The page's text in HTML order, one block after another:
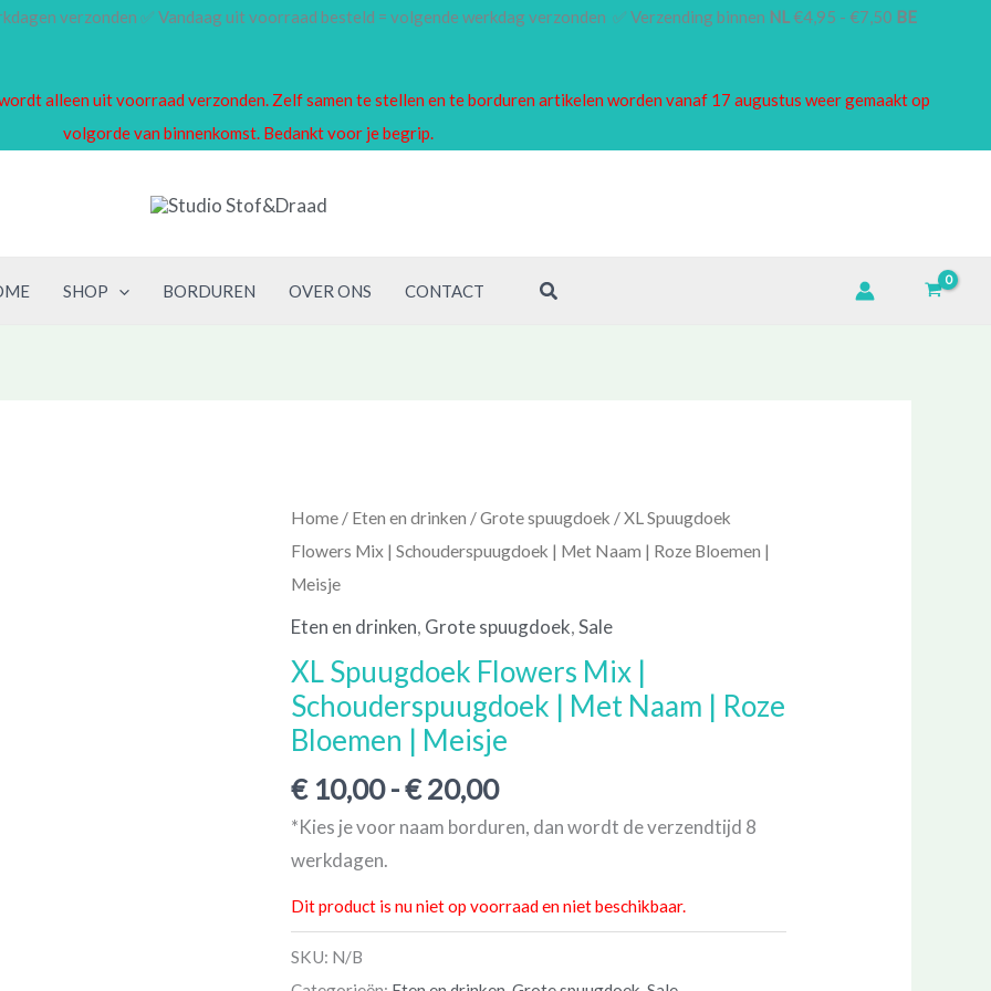
verzonden ✅ Vandaag uit voorraad besteld = volgende werkdag verzonden ✅ Verzending binnen NL€4,95 - €7,50 BE
alleen uit voorraad verzonden. Zelf samen te stellen en te borduren artikelen worden vanaf 17 augustus weer gemaakt op
volgorde van binnenkomst. Bedankt voor je begrip.
SHOP BORDUREN OVER ONS CONTACT Zoeken
Home/ Eten en drinken /Grote spuugdoek / XL Spuugdoek
Flowers Mix | Schouderspuugdoek | Met Naam | Roze Bloemen |
Meisje
Eten en drinken, Grote spuugdoek,Sale
XL Spuugdoek Flowers Mix |
Schouderspuugdoek | Met Naam | Roze
Bloemen | Meisje
€10,00 -€20,00
Prijsklasse:
€ 10,00
€ 20,00
*Kies je voor naam borduren, dan wordt de verzendtijd 8
werkdagen.
Dit product is nu niet op voorraad en niet beschikbaar.
SKU: N/B